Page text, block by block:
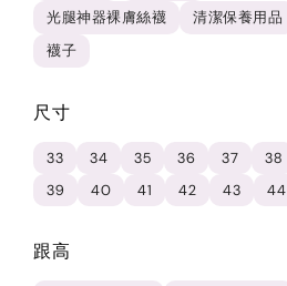
光腿神器裸膚絲襪
清潔保養用品
襪子
尺寸
33 34 35 36 37
38
39
40 41 42 43 44
跟高